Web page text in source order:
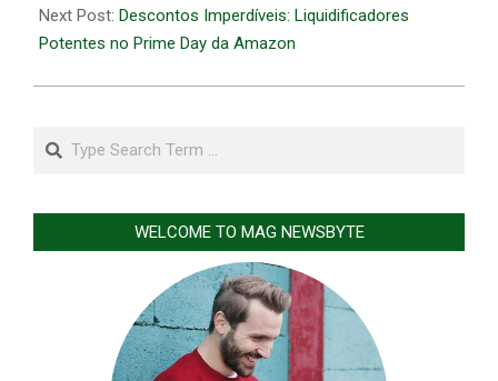
Next Post: Descontos Imperdíveis: Liquidificadores
Potentes no Prime Day da Amazon
Search
WELCOME TO MAG NEWSBYTE